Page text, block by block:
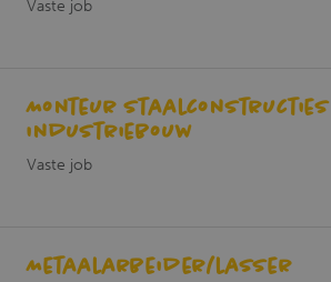
Vaste job
Monteur staalconstructies
industriebouw
Vaste job
Metaalarbeider/lasser
_dc_gtm_UA-63303917-1